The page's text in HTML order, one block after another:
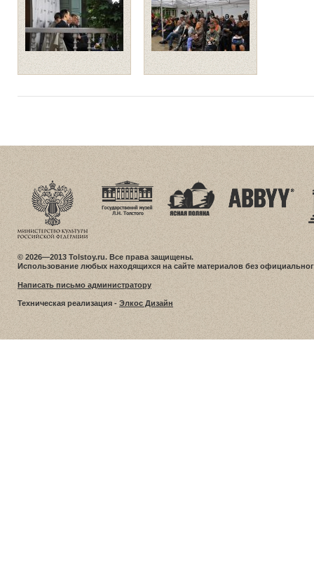
© 2026—2013 Tolstoy.ru. Все права защищены.
Использование любых находящихся на сайте материалов без
Написать письмо администратору
Техническая реализация - Элкос Дизайн